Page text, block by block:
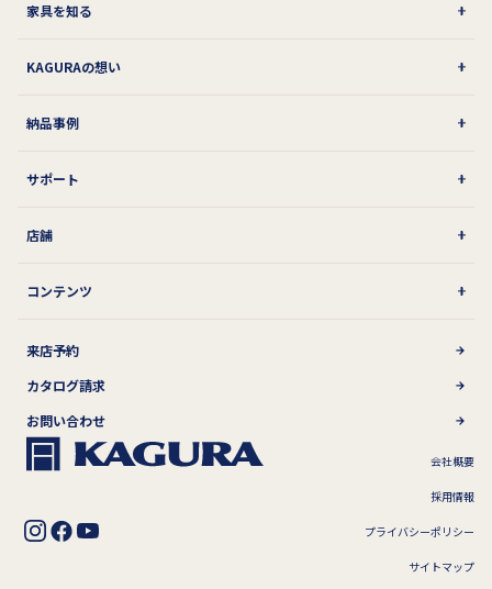
家具を知る
KAGURAの想い
納品事例
サポート
店舗
コンテンツ
来店予約
カタログ請求
お問い合わせ
会社概要
採用情報
プライバシーポリシー
サイトマップ